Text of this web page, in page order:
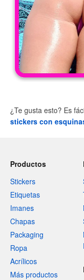
¿Te gusta esto? Es
stickers con
Productos
Stickers
Etiquetas
Imanes
Chapas
Packaging
Ropa
Acrílicos
Más productos